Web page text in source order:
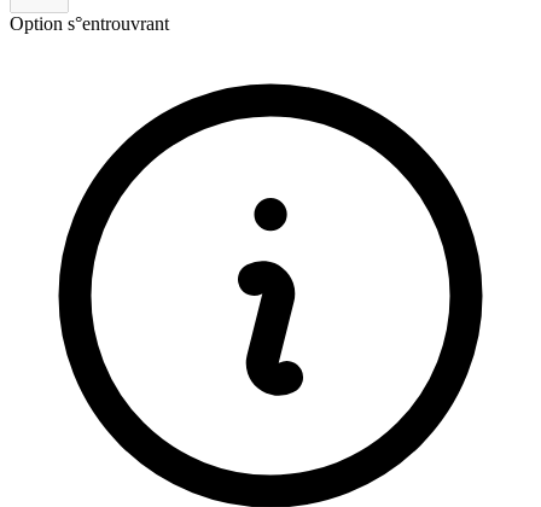
Option s°entrouvrant